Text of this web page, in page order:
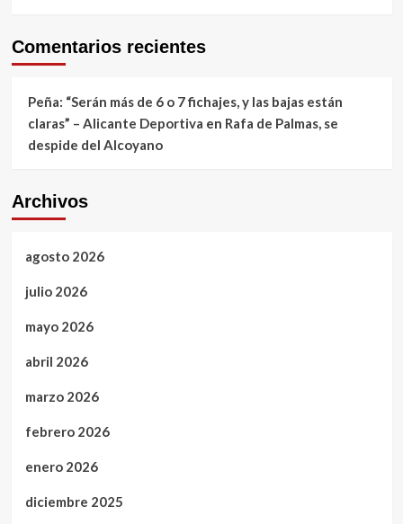
Comentarios recientes
Peña: “Serán más de 6 o 7 fichajes, y las bajas están
claras” – Alicante Deportiva en Rafa de Palmas, se
despide del Alcoyano
Archivos
agosto 2026
julio 2026
mayo 2026
abril 2026
marzo 2026
febrero 2026
enero 2026
diciembre 2025